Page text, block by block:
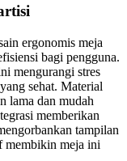
ergonomis meja
bagi pengguna.
mengurangi stres
sehat. Material
lama dan mudah
memberikan
tampilan
membikin meja ini